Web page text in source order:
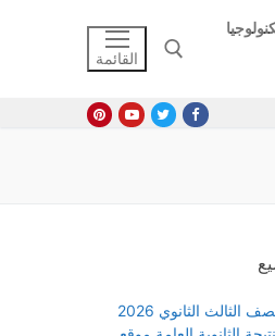
القائمة
معرفة نتيجة الصف الثالث الثانوي 2026